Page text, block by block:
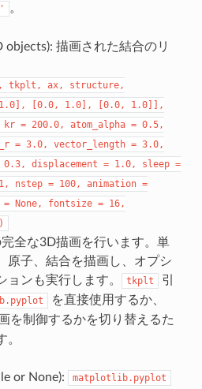
。
objects): 描画された結合のリ
tkplt, ax,
structure,
1.0], [0.0, 1.0], [0.0,
1.0]],
kr = 200.0, atom_alpha = 0.5,
= 3.0, vector_length = 3.0,
0.3, displacement = 1.0, sleep =
nstep = 100, animation =
= None, fontsize = 16,
全な3D描画を行います。単
原子、結合を描画し、オプシ
ョンも実行します。
tkplt
引
を直接使用するか、
を制御するかを切り替えるた
。
or None): matplotlib.pyplot